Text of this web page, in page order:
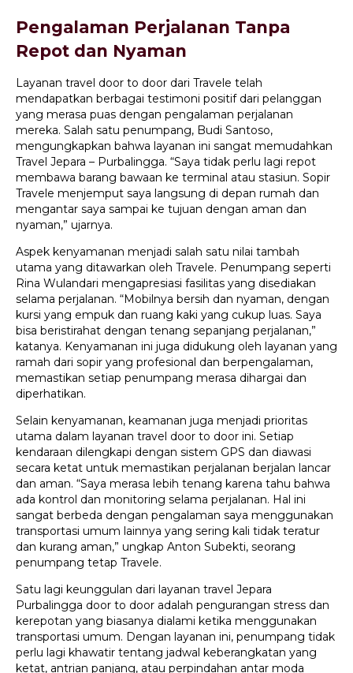
Pengalaman Perjalanan Tanpa
Repot dan Nyaman
Layanan travel door to door dari Travele telah
mendapatkan berbagai testimoni positif dari pelanggan
yang merasa puas dengan pengalaman perjalanan
mereka. Salah satu penumpang, Budi Santoso,
mengungkapkan bahwa layanan ini sangat memudahkan
Travel Jepara – Purbalingga. “Saya tidak perlu lagi repot
membawa barang bawaan ke terminal atau stasiun. Sopir
Travele menjemput saya langsung di depan rumah dan
mengantar saya sampai ke tujuan dengan aman dan
nyaman,” ujarnya.
Aspek kenyamanan menjadi salah satu nilai tambah
utama yang ditawarkan oleh Travele. Penumpang seperti
Rina Wulandari mengapresiasi fasilitas yang disediakan
selama perjalanan. “Mobilnya bersih dan nyaman, dengan
kursi yang empuk dan ruang kaki yang cukup luas. Saya
bisa beristirahat dengan tenang sepanjang perjalanan,”
katanya. Kenyamanan ini juga didukung oleh layanan yang
ramah dari sopir yang profesional dan berpengalaman,
memastikan setiap penumpang merasa dihargai dan
diperhatikan.
Selain kenyamanan, keamanan juga menjadi prioritas
utama dalam layanan travel door to door ini. Setiap
kendaraan dilengkapi dengan sistem GPS dan diawasi
secara ketat untuk memastikan perjalanan berjalan lancar
dan aman. “Saya merasa lebih tenang karena tahu bahwa
ada kontrol dan monitoring selama perjalanan. Hal ini
sangat berbeda dengan pengalaman saya menggunakan
transportasi umum lainnya yang sering kali tidak teratur
dan kurang aman,” ungkap Anton Subekti, seorang
penumpang tetap Travele.
Satu lagi keunggulan dari layanan travel Jepara
Purbalingga door to door adalah pengurangan stress dan
kerepotan yang biasanya dialami ketika menggunakan
transportasi umum. Dengan layanan ini, penumpang tidak
perlu lagi khawatir tentang jadwal keberangkatan yang
ketat, antrian panjang, atau perpindahan antar moda